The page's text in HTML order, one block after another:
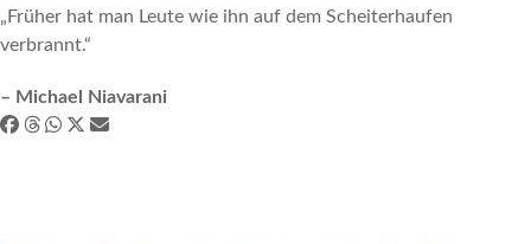
„Früher hat man Leute wie ihn auf dem Scheiterhaufen
verbrannt.“
– Michael Niavarani